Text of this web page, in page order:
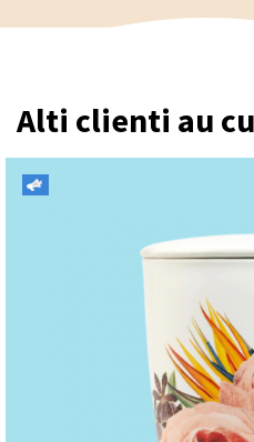
Alti clienti au